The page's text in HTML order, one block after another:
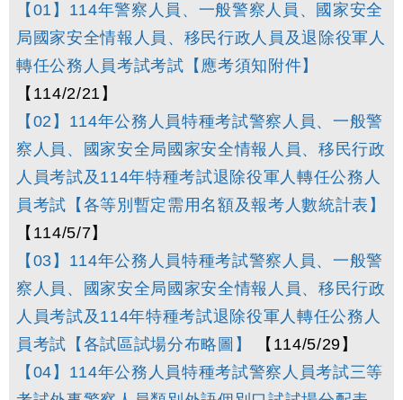
【01】114年警察人員、一般警察人員、國家安全
局國家安全情報人員、移民行政人員及退除役軍人
轉任公務人員考試考試【應考須知附件】
【114/2/21】
【02】114年公務人員特種考試警察人員、一般警
察人員、國家安全局國家安全情報人員、移民行政
人員考試及114年特種考試退除役軍人轉任公務人
員考試【各等別暫定需用名額及報考人數統計表】
【114/5/7】
【03】114年公務人員特種考試警察人員、一般警
察人員、國家安全局國家安全情報人員、移民行政
人員考試及114年特種考試退除役軍人轉任公務人
員考試【各試區試場分布略圖】
【114/5/29】
【04】114年公務人員特種考試警察人員考試三等